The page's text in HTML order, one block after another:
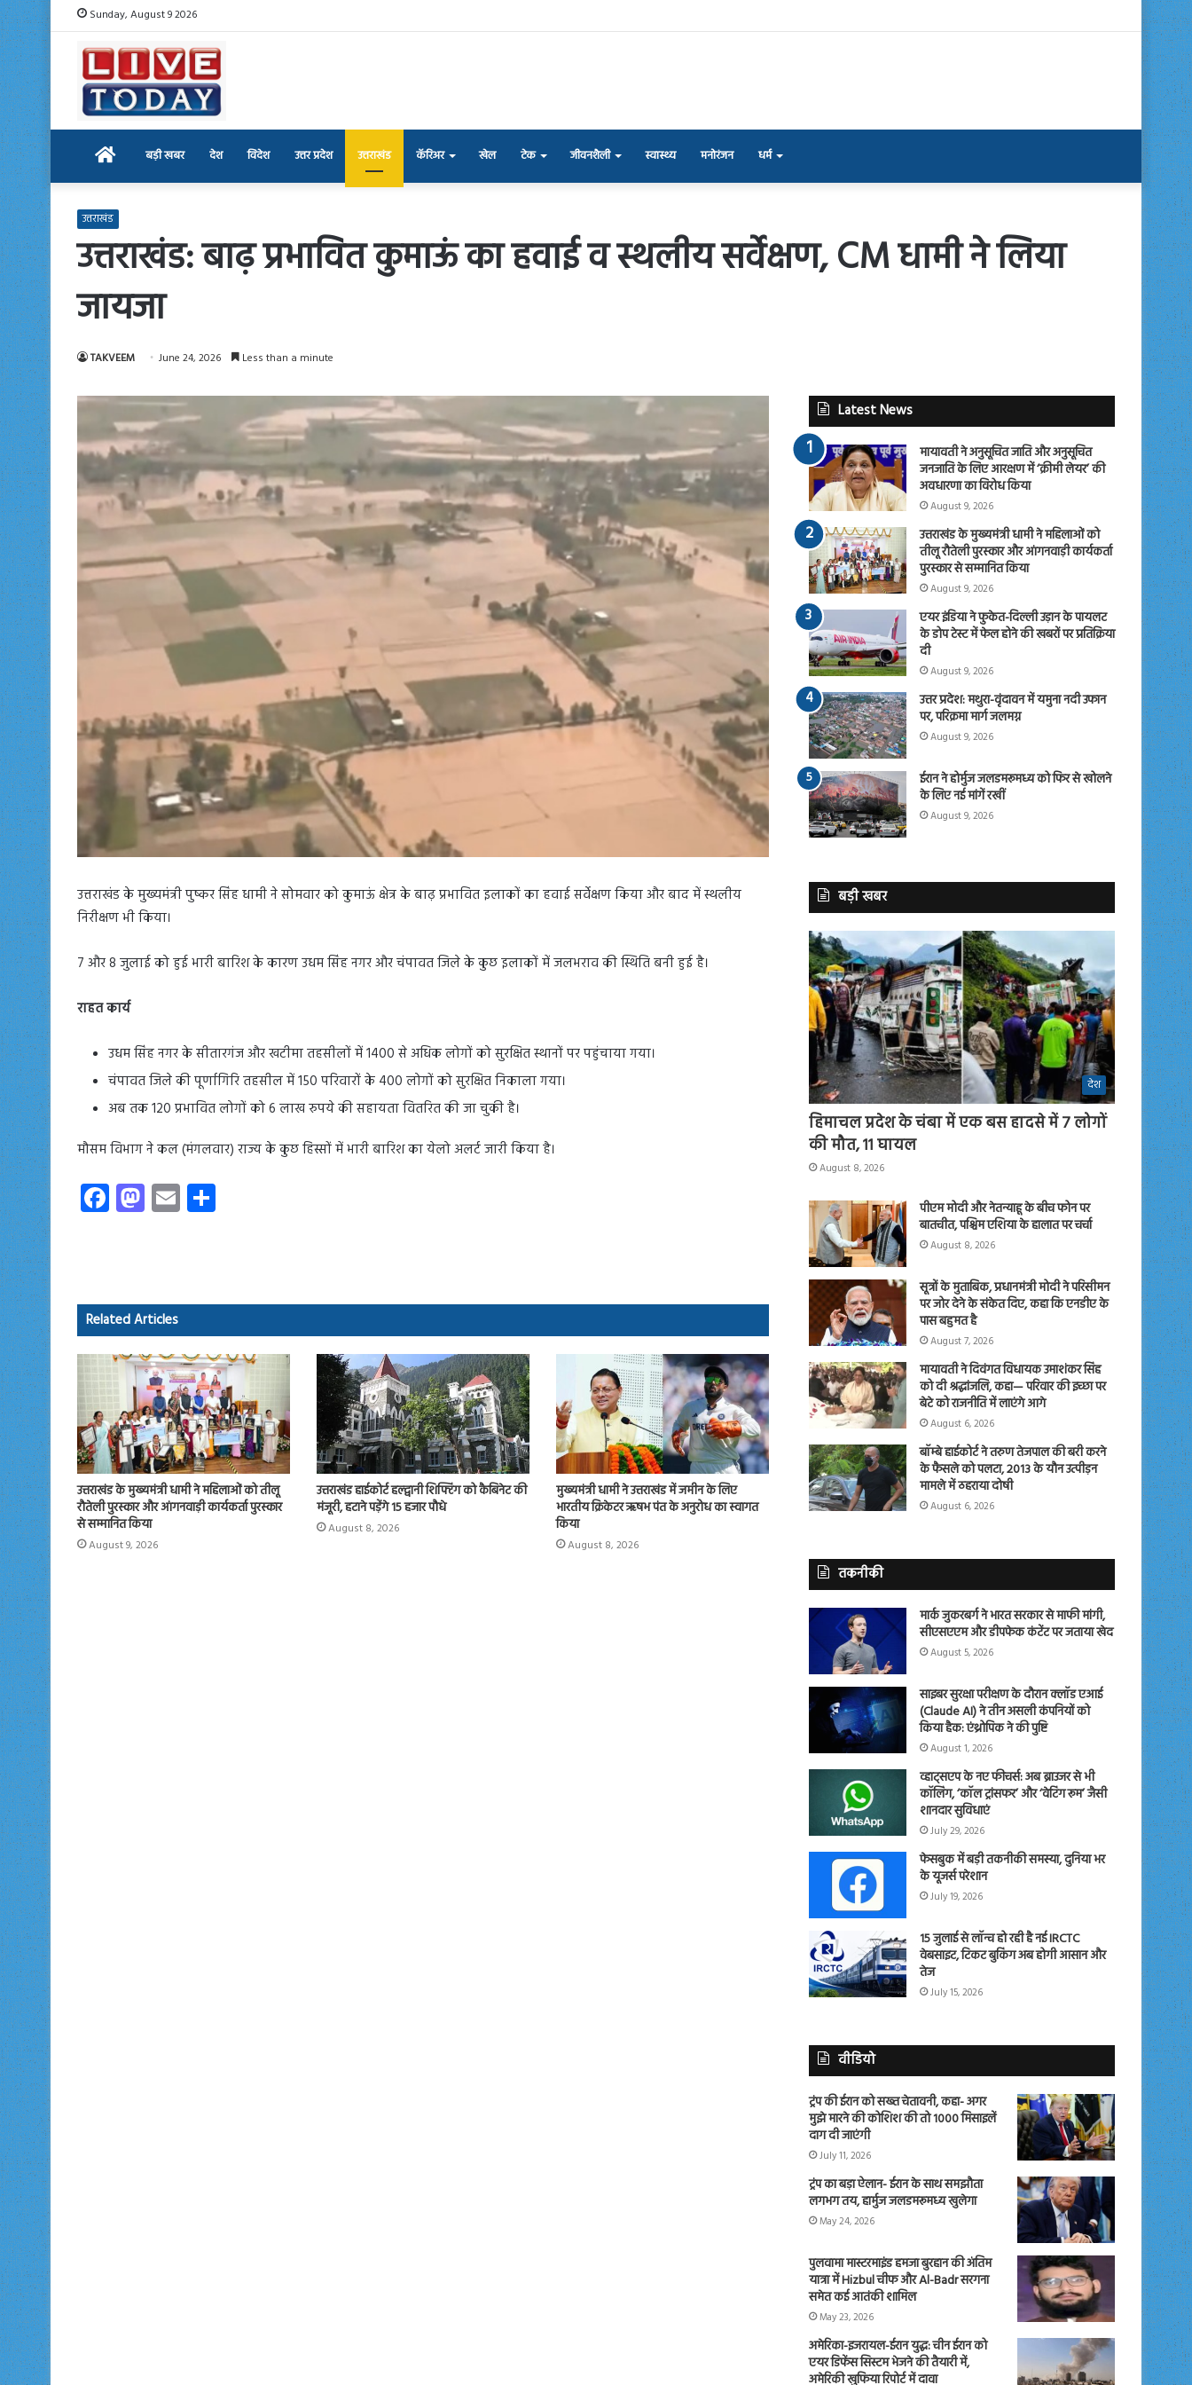
Sunday, August 9 2026
Home बड़ी खबर देश विदेश उत्तर प्रदेश उत्तराखंड कॅरिअर खेल टेक जीवनशैली स्वास्थ्य मनोरंजन धर्म
उत्तराखंड
उत्तराखंड: बाढ़ प्रभावित कुमाऊं का हवाई व स्थलीय सर्वेक्षण, CM धामी ने लिया
जायजा
TAKVEEM June 24, 2026 Less than a minute
उत्तराखंड के मुख्यमंत्री पुष्कर सिंह धामी ने सोमवार को कुमाऊं क्षेत्र के बाढ़ प्रभावित इलाकों का हवाई सर्वेक्षण किया और बाद में स्थलीय
निरीक्षण भी किया।
7 और 8 जुलाई को हुई भारी बारिश के कारण उधम सिंह नगर और चंपावत जिले के कुछ इलाकों में जलभराव की स्थिति बनी हुई है।
राहत कार्य
उधम सिंह नगर के सीतारगंज और खटीमा तहसीलों में 1400 से अधिक लोगों को सुरक्षित स्थानों पर पहुंचाया गया।
चंपावत जिले की पूर्णागिरि तहसील में 150 परिवारों के 400 लोगों को सुरक्षित निकाला गया।
अब तक 120 प्रभावित लोगों को 6 लाख रुपये की सहायता वितरित की जा चुकी है।
मौसम विभाग ने कल (मंगलवार) राज्य के कुछ हिस्सों में भारी बारिश का येलो अलर्ट जारी किया है।
Fa
ce
ok
M
as
o
n
E
m
Related Articles
उत्तराखंड के मुख्यमंत्री धामी ने महिलाओं को तीलू
रौतेली पुरस्कार और आंगनवाड़ी कार्यकर्ता पुरस्कार
से सम्मानित किया
August 9, 2026
उत्तराखंड हाईकोर्ट हल्द्वानी शिफ्टिंग को कैबिनेट की
मंजूरी, हटाने पड़ेंगे 15 हजार पौधे
August 8, 2026
मुख्यमंत्री धामी ने उत्तराखंड में जमीन के लिए
भारतीय क्रिकेटर ऋषभ पंत के अनुरोध का स्वागत
किया
August 8, 2026
Latest News
मायावती ने अनुसूचित जाति और अनुसूचित
जनजाति के लिए आरक्षण में ‘क्रीमी लेयर’ की
अवधारणा का विरोध किया
August 9, 2026
उत्तराखंड के मुख्यमंत्री धामी ने महिलाओं को
तीलू रौतेली पुरस्कार और आंगनवाड़ी कार्यकर्ता
पुरस्कार से सम्मानित किया
August 9, 2026
एयर इंडिया ने फुकेत-दिल्ली उड़ान के पायलट
के डोप टेस्ट में फेल होने की खबरों पर प्रतिक्रिया
दी
August 9, 2026
उत्तर प्रदेश: मथुरा-वृंदावन में यमुना नदी उफान
पर, परिक्रमा मार्ग जलमग्न
August 9, 2026
ईरान ने होर्मुज जलडमरूमध्य को फिर से खोलने
के लिए नई मांगें रखीं
August 9, 2026
बड़ी खबर
देश
हिमाचल प्रदेश के चंबा में एक बस हादसे में 7 लोगों
की मौत, 11 घायल
August 8, 2026
पीएम मोदी और नेतन्याहू के बीच फोन पर
बातचीत, पश्चिम एशिया के हालात पर चर्चा
August 8, 2026
सूत्रों के मुताबिक, प्रधानमंत्री मोदी ने परिसीमन
पर जोर देने के संकेत दिए, कहा कि एनडीए के
पास बहुमत है
August 7, 2026
मायावती ने दिवंगत विधायक उमाशंकर सिंह
को दी श्रद्धांजलि, कहा— परिवार की इच्छा पर
बेटे को राजनीति में लाएंगे आगे
August 6, 2026
बॉम्बे हाईकोर्ट ने तरुण तेजपाल की बरी करने
के फैसले को पलटा, 2013 के यौन उत्पीड़न
मामले में ठहराया दोषी
August 6, 2026
तकनीकी
मार्क जुकरबर्ग ने भारत सरकार से माफी मांगी,
सीएसएएम और डीपफेक कंटेंट पर जताया खेद
August 5, 2026
साइबर सुरक्षा परीक्षण के दौरान क्लॉड एआई
(Claude AI) ने तीन असली कंपनियों को
किया हैक: एंथ्रोपिक ने की पुष्टि
August 1, 2026
व्हाट्सएप के नए फीचर्स: अब ब्राउजर से भी
कॉलिंग, ‘कॉल ट्रांसफर’ और ‘वेटिंग रूम’ जैसी
शानदार सुविधाएं
July 29, 2026
फेसबुक में बड़ी तकनीकी समस्या, दुनिया भर
के यूजर्स परेशान
July 19, 2026
15 जुलाई से लॉन्च हो रही है नई IRCTC
वेबसाइट, टिकट बुकिंग अब होगी आसान और
तेज
July 15, 2026
वीडियो
ट्रंप की ईरान को सख्त चेतावनी, कहा- अगर
मुझे मारने की कोशिश की तो 1000 मिसाइलें
दाग दी जाएंगी
July 11, 2026
ट्रंप का बड़ा ऐलान- ईरान के साथ समझौता
लगभग तय, हार्मुज जलडमरूमध्य खुलेगा
May 24, 2026
पुलवामा मास्टरमाइंड हमजा बुरहान की अंतिम
यात्रा में Hizbul चीफ और Al-Badr सरगना
समेत कई आतंकी शामिल
May 23, 2026
अमेरिका-इजरायल-ईरान युद्ध: चीन ईरान को
एयर डिफेंस सिस्टम भेजने की तैयारी में,
अमेरिकी खुफिया रिपोर्ट में दावा